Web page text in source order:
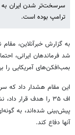
سرسخت‌تر شدن ایران به
ترامپ بوده است.
به گزارش خبرآنلاین،
شد فرماندهان ایرانی،
بمب‌افکن‌های آمریکایی را
اف ۳۵ را هدف قرار
پیش‌بینی شده‌اند، به
آنها دفاع کند.